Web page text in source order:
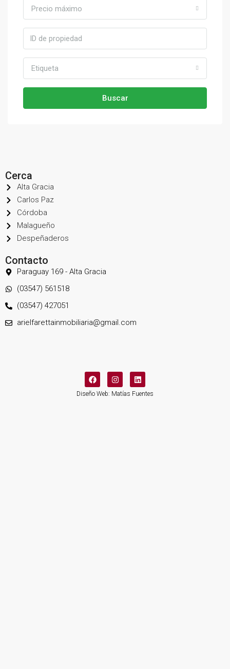
Precio máximo
Etiqueta
Buscar
Cerca
Alta Gracia
Carlos Paz
Córdoba
Malagueño
Despeñaderos
Contacto
Paraguay 169 - Alta Gracia
(03547) 561518
(03547) 427051
arielfarettainmobiliaria@gmail.com
Diseño Web: Matías Fuentes